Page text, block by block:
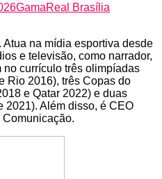
GamaReal Brasília
na mídia esportiva desde
e televisão, como narrador,
no currículo três olimpíadas
Rio 2016), três Copas do
e Qatar 2022) e duas
2021). Além disso, é CEO